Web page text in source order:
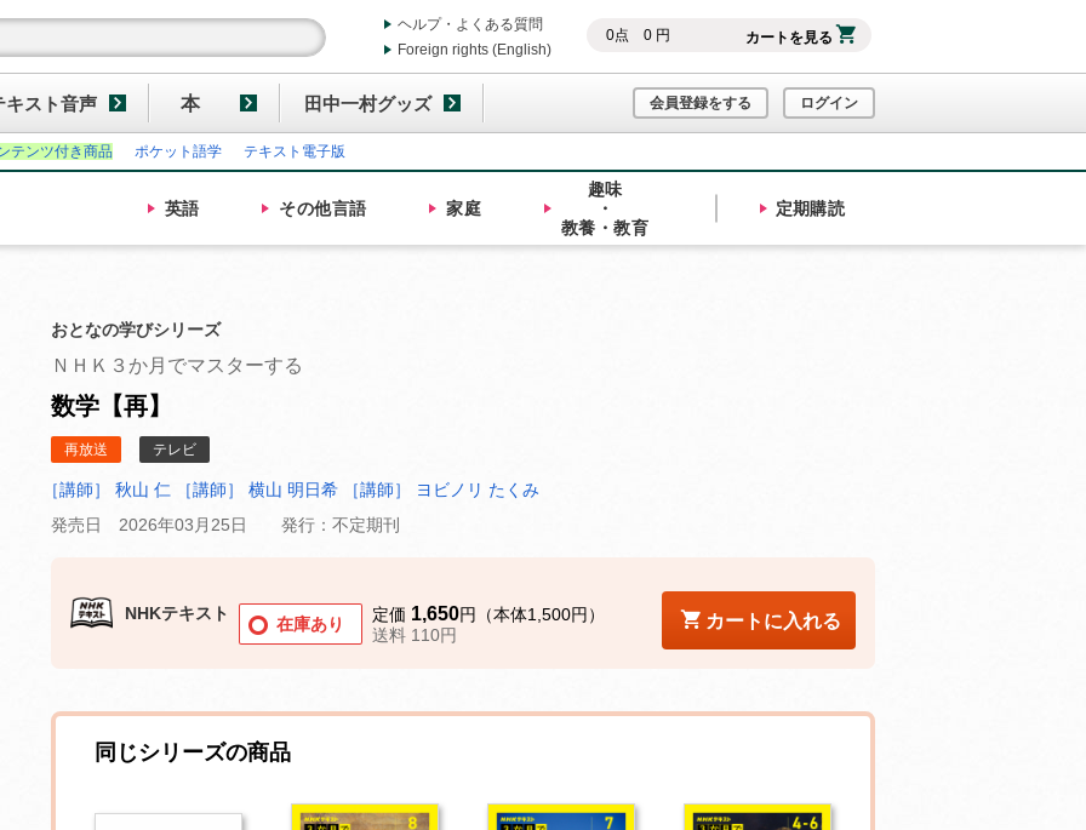
0点 0円 カートを見る
ヘルプ・よくある質問
Foreign rights (English)
キスト音声 本 田中一村グッズ 会員登録をする ログイン
テンツ付き商品 ポケット語学 テキスト電子版
英語 その他言語 家庭
趣味
・
教養・教育
定期購読
おとなの学びシリーズ
ＮＨＫ３か月でマスターする
数学【再】
再放送 テレビ
［講師］ 秋山 仁 ［講師］ 横山 明日希
［講師］ ヨビノリ たくみ
発売日 2026年03月25日
発行：不定期刊
NHKテキスト
在庫あり 定価 1,650円（本体1,500円）
送料 110円
カートに入れる
同じシリーズの商品